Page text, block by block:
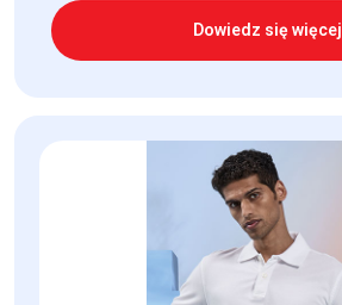
Dowiedz się więcej